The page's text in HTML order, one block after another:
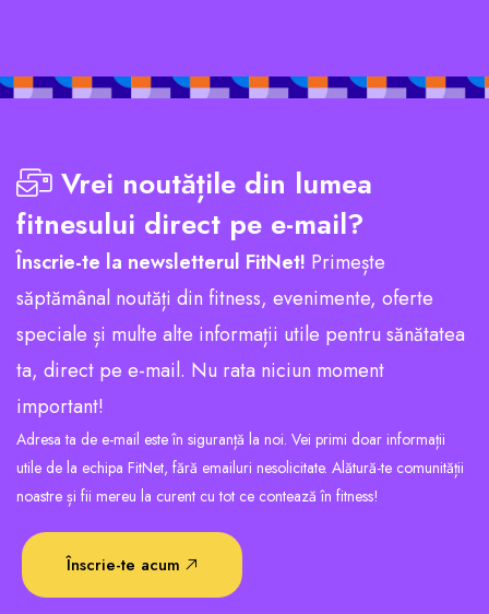
Vrei noutățile din lumea
fitnesului direct pe e-mail?
Înscrie-te la newsletterul FitNet! Primește
săptămânal noutăți din fitness, evenimente, oferte
speciale și multe alte informații utile pentru sănătatea
ta, direct pe e-mail. Nu rata niciun moment
important!
Adresa ta de e-mail este în siguranță la noi. Vei primi doar informații
utile de la echipa FitNet, fără emailuri nesolicitate. Alătură-te comunității
noastre și fii mereu la curent cu tot ce contează în fitness!
Înscrie-te acum